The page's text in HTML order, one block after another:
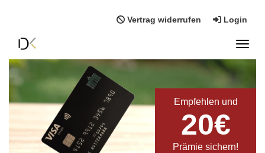
Vertrag widerrufen Login
Empfehlen und
20€
Prämie sichern!